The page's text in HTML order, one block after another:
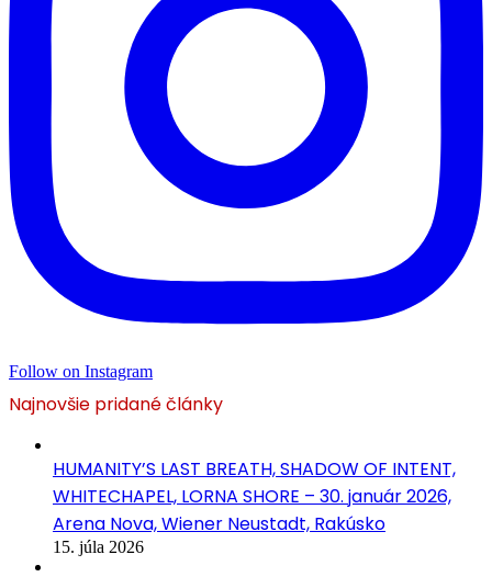
Follow on Instagram
Najnovšie pridané články
HUMANITY’S LAST BREATH, SHADOW OF INTENT,
WHITECHAPEL, LORNA SHORE – 30. január 2026,
Arena Nova, Wiener Neustadt, Rakúsko
15. júla 2026